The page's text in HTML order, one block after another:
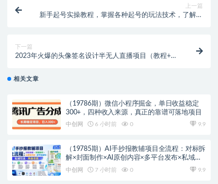
上一篇
新手起号实操教程，掌握各种起号的玩法技术，了解流
下一篇
2023年火爆的头像签名设计半无人直播项目（教程+素
相关文章
（19786期）微信小程序掘金，单日收益稳定
300+，四种收入来源，真正的靠谱可落地项目
中创网 6 小时前 0 9.9
（19785期）AI手抄报教辅项目全流程：对标拆
解×封面制作×AI原创内容×多平台发布×私域引
流×网盘变现
中创网 7 小时前 0 9.9